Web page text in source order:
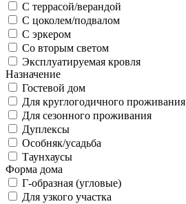
С террасой/верандой
С цоколем/подвалом
С эркером
Со вторым светом
Эксплуатируемая кровля
Назначение
Гостевой дом
Для круглогодичного проживания
Для сезонного проживания
Дуплексы
Особняк/усадьба
Таунхаусы
Форма дома
Г-образная (угловые)
Для узкого участка